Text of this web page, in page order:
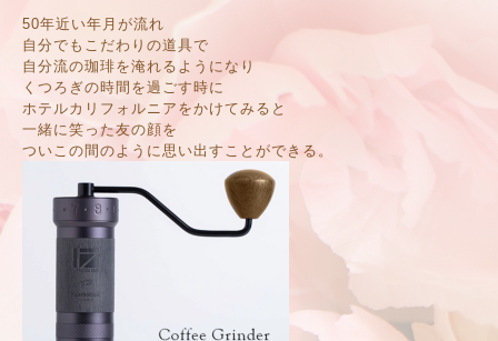
50年近い年月が流れ
自分でもこだわりの道具で
自分流の珈琲を淹れるようになり
くつろぎの時間を過ごす時に
ホテルカリフォルニアをかけてみると
一緒に笑った友の顔を
ついこの間のように思い出すことができる。